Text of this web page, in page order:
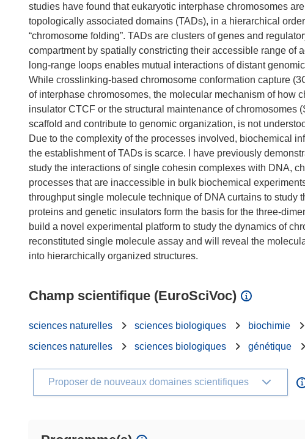
studies have found that eukaryotic interphase chromosomes
topologically associated domains (TADs), in a hierarchical
“chromosome folding”. TADs are clusters of genes and
compartment by spatially constricting their accessible range of
long-range loops enables mutual interactions of distant
While crosslinking-based chromosome conformation capture
of interphase chromosomes, the molecular mechanism of how
insulator CTCF or the structural maintenance of chromosomes
scaffold and contribute to genomic organization, is not
Due to the complexity of the processes involved, biochemical
the establishment of TADs is scarce. I have previously
study the interactions of single cohesin complexes with DNA,
processes that are inaccessible in bulk biochemical
throughput single molecule technique of DNA curtains to study
proteins and genetic insulators form the basis for the three-
build a novel experimental platform to study the dynamics of
reconstituted single molecule assay and will reveal the
Champ scientifique (EuroSciVoc)
sciences naturelles sciences biologiques biochimie
sciences naturelles
sciences biologiques génétique
Proposer de nouveaux domaines scientifiques